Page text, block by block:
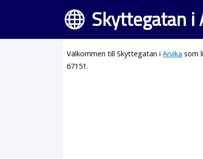
Skyttegatan i
Välkommen till Skyttegatan iArvika som
67151.